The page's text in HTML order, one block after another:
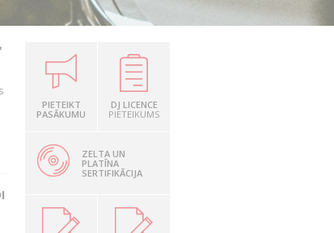
PIETEIKT
PASĀKUMU
DJ LICENCE
PIETEIKUMS
ZELTA UN
PLATĪNA
SERTIFIKĀCIJA